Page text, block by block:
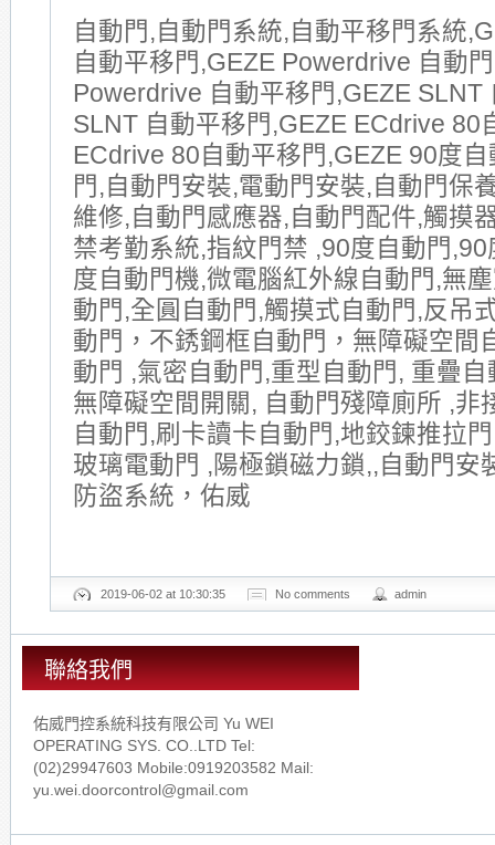
自動門,自動門系統,自動平移門系統
自動平移門,GEZE Powerdrive 自動
Powerdrive 自動平移門,GEZE SLNT
SLNT 自動平移門,GEZE ECdrive 80
ECdrive 80自動平移門,GEZE 90度
門,自動門安裝,電動門安裝,自動門保
維修,自動門感應器,自動門配件,觸摸
禁考勤系統,指紋門禁 ,90度自動門
度自動門機,微電腦紅外線自動門,無
動門,全圓自動門,觸摸式自動門,反吊
動門，不銹鋼框自動門，無障礙空間
動門 ,氣密自動門,重型自動門, 重疊
無障礙空間開關, 自動門殘障廁所 ,非
自動門,刷卡讀卡自動門,地鉸鍊推拉
玻璃電動門 ,陽極鎖磁力鎖,,自動門安
防盜系統，佑威
2019-06-02 at 10:30:35 No comments admin
聯絡我們
佑威門控系統科技有限公司 Yu WEI
OPERATING SYS. CO..LTD Tel:
(02)29947603 Mobile:0919203582 Mail:
yu.wei.doorcontrol@gmail.com